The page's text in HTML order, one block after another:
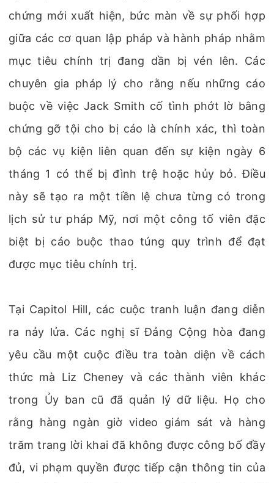
chứng mới xuất hiện, bức màn về sự phối hợp
giữa các cơ quan lập pháp và hành pháp nhằm
mục tiêu chính trị đang dần bị vén lên. Các
chuyên gia pháp lý cho rằng nếu những cáo
buộc về việc Jack Smith cố tình phớt lờ bằng
chứng gỡ tội cho bị cáo là chính xác, thì toàn
bộ các vụ kiện liên quan đến sự kiện ngày 6
tháng 1 có thể bị đình trệ hoặc hủy bỏ. Điều
này sẽ tạo ra một tiền lệ chưa từng có trong
lịch sử tư pháp Mỹ, nơi một công tố viên đặc
biệt bị cáo buộc thao túng quy trình để đạt
được mục tiêu chính trị.
Tại Capitol Hill, các cuộc tranh luận đang diễn
ra nảy lửa. Các nghị sĩ Đảng Cộng hòa đang
yêu cầu một cuộc điều tra toàn diện về cách
thức mà Liz Cheney và các thành viên khác
trong Ủy ban cũ đã quản lý dữ liệu. Họ cho
rằng hàng ngàn giờ video giám sát và hàng
trăm trang lời khai đã không được công bố đầy
đủ, vi phạm quyền được tiếp cận thông tin của